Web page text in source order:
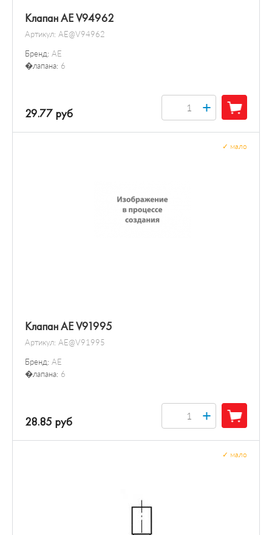
Клапан AE V94962
Артикул: AE@V94962
Бренд: AE
�лапана: 6
29.77 руб +
Клапан AE V91995
Артикул: AE@V91995
Бренд: AE
�лапана: 6
мало
28.85 руб +
мало